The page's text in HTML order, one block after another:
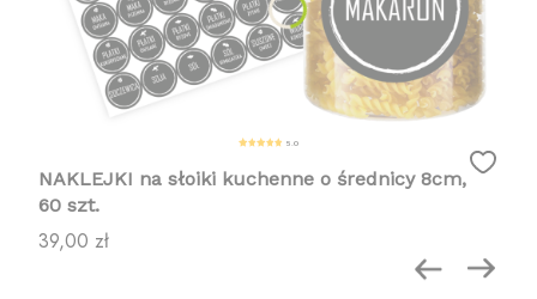
5.0
NAKLEJKI na słoiki kuchenne o średnicy 8cm,
60 szt.
Cena
39,00 zł